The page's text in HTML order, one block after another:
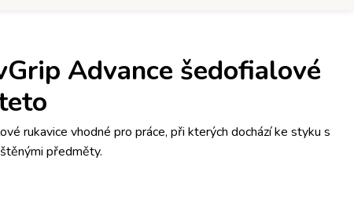
Advance šedofialové
rukavice vhodné pro práce, při kterých dochází ke styku s
předměty.